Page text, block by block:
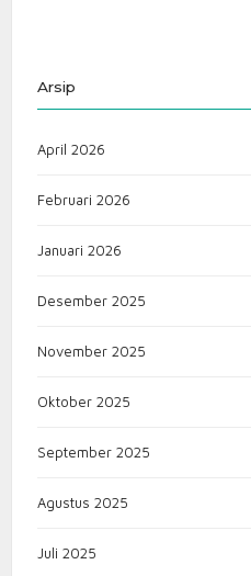
Arsip
April 2026
Februari 2026
Januari 2026
Desember 2025
November 2025
Oktober 2025
September 2025
Agustus 2025
Juli 2025